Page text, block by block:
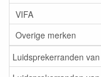
VIFA
Overige merken
Luidsprekerranden